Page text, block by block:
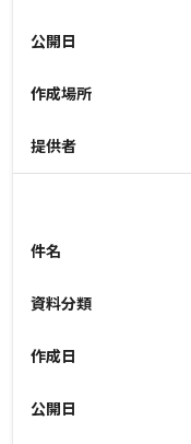
公開日
作成場所
提供者
件名
資料分類
作成日
公開日